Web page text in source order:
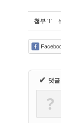
첨부 '1'
✔ 댓글
?